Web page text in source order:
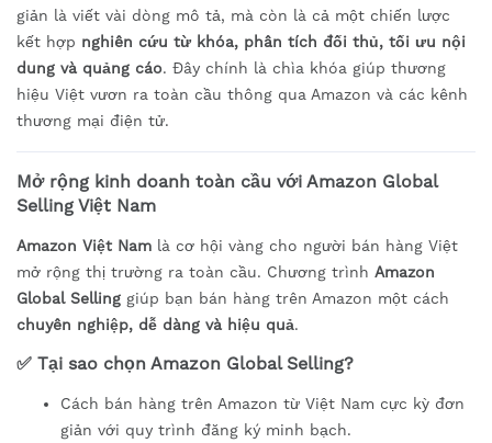
giản là viết vài dòng mô tả, mà còn là cả một chiến lược
kết hợp nghiên cứu từ khóa, phân tích đối thủ, tối ưu nội
dung và quảng cáo. Đây chính là chìa khóa giúp thương
hiệu Việt vươn ra toàn cầu thông qua Amazon và các kênh
thương mại điện tử.
Mở rộng kinh doanh toàn cầu với Amazon Global
Selling Việt Nam
Amazon Việt Nam là cơ hội vàng cho người bán hàng Việt
mở rộng thị trường ra toàn cầu. Chương trình Amazon
Global Selling giúp bạn bán hàng trên Amazon một cách
chuyên nghiệp, dễ dàng và hiệu quả.
✅ Tại sao chọn Amazon Global Selling?
Cách bán hàng trên Amazon từ Việt Nam cực kỳ đơn
giản với quy trình đăng ký minh bạch.